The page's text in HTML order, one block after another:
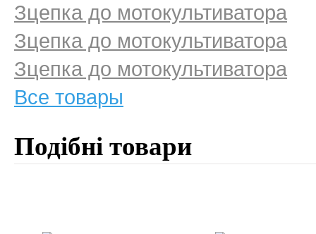
Зцепка до мотокультиватора
Зцепка до мотокультиватора
Зцепка до мотокультиватора
Все товары
Подібні товари